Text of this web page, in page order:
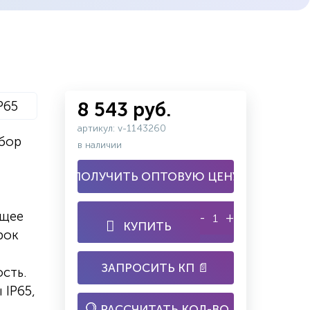
8 543 руб.
артикул: v-1143260
в наличии
ПОЛУЧИТЬ ОПТОВУЮ ЦЕНУ
КУПИТЬ
- +
ЗАПРОСИТЬ КП 📄